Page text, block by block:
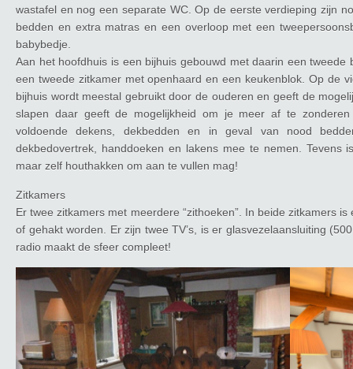
wastafel en nog een separate WC. Op de eerste verdieping zijn
bedden en extra matras en een overloop met een
babybedje.
Aan het hoofdhuis is een bijhuis gebouwd met daarin een tweede
een tweede zitkamer met openhaard en een keukenblok. Op de
bijhuis wordt meestal gebruikt door de ouderen en geeft de
slapen daar geeft de mogelijkheid om je meer af te
voldoende dekens, dekbedden en in geval van nood
dekbedovertrek, handdoeken en lakens mee te nemen. Tevens
maar zelf houthakken om aan te vullen mag!
Zitkamers
Er twee zitkamers met meerdere “zithoeken”. In beide zitkamers
of gehakt worden. Er zijn twee TV’s, is er glasvezelaansluiting
radio maakt de sfeer compleet!